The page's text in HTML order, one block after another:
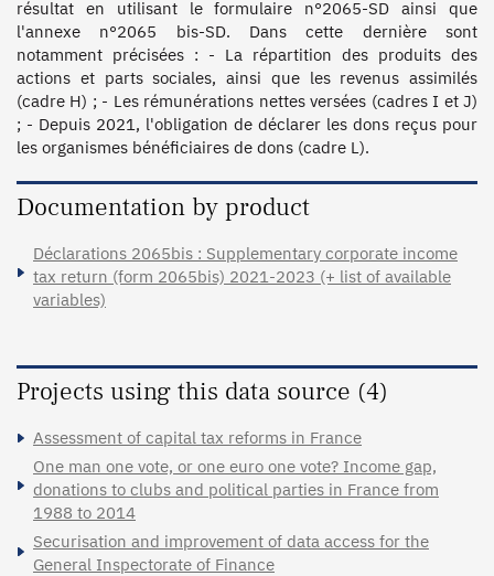
résultat en utilisant le formulaire n°2065-SD ainsi que
l'annexe n°2065 bis-SD. Dans cette dernière sont
notamment précisées : - La répartition des produits des
actions et parts sociales, ainsi que les revenus assimilés
(cadre H) ; - Les rémunérations nettes versées (cadres I et J)
; - Depuis 2021, l'obligation de déclarer les dons reçus pour
les organismes bénéficiaires de dons (cadre L).
Documentation by product
Déclarations 2065bis : Supplementary corporate income
tax return (form 2065bis) 2021-2023 (+ list of available
variables)
Projects using this data source (4)
Assessment of capital tax reforms in France
One man one vote, or one euro one vote? Income gap,
donations to clubs and political parties in France from
1988 to 2014
Securisation and improvement of data access for the
General Inspectorate of Finance